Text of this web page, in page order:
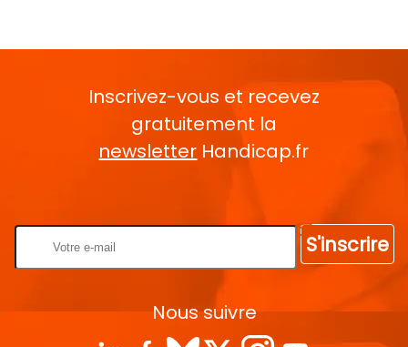
Inscrivez-vous et recevez
gratuitement la
newsletter Handicap.fr
S'inscrire
Nous suivre